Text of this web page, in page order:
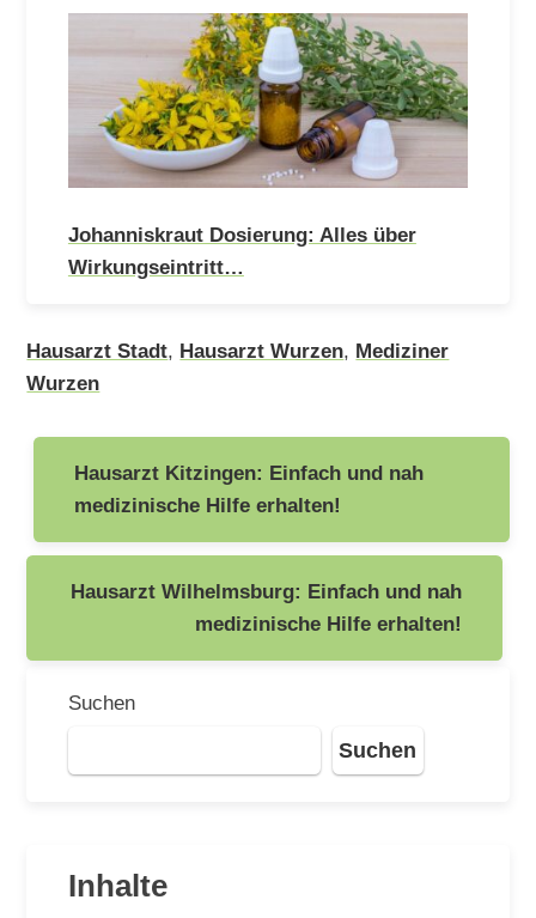
Johanniskraut Dosierung: Alles über
Wirkungseintritt…
Hausarzt Stadt, Hausarzt Wurzen, Mediziner
Wurzen
Beitragsnavigation
Hausarzt Kitzingen: Einfach und nah
medizinische Hilfe erhalten!
Hausarzt Wilhelmsburg: Einfach und nah
medizinische Hilfe erhalten!
Suchen
Suchen
Inhalte